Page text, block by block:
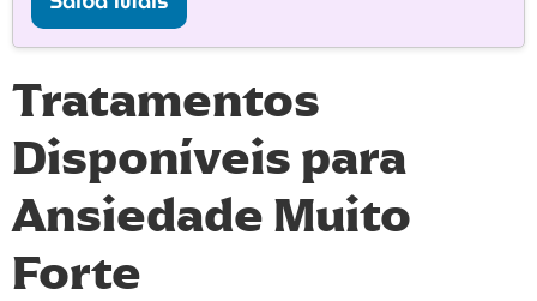
Tratamentos
Disponíveis para
Ansiedade Muito
Forte